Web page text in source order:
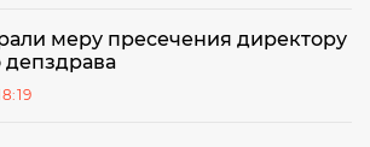
меру пресечения директору
депздрава